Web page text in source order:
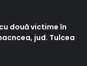
două victime în
jud. Tulcea